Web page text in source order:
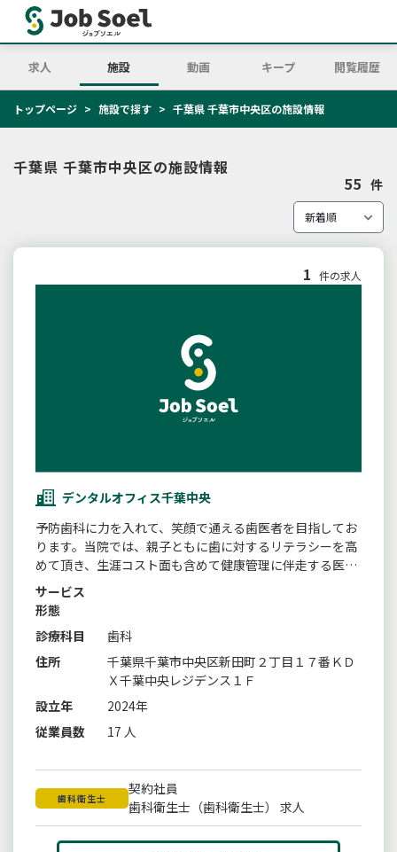
求人 施設 動画 キープ 閲覧履歴
トップページ 施設で探す 千葉県 千葉市中央区の施設情報
千葉県 千葉市中央区の施設情報
55 件
1 件の求人
デンタルオフィス千葉中央
予防歯科に力を入れて、笑顔で通える歯医者を目指してお
ります。当院では、親子ともに歯に対するリテラシーを高
めて頂き、生涯コスト面も含めて健康管理に伴走する医院
です。
サービス
形態
診療科目
歯科
住所
千葉県千葉市中央区新田町２丁目１７番ＫＤ
Ｘ千葉中央レジデンス１Ｆ
設立年
2024年
従業員数
17 人
歯科衛生士
契約社員
歯科衛生士（歯科衛生士） 求人